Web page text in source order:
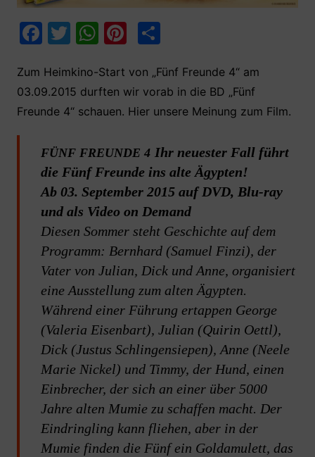
F
c
e
b
o
o
k
T
itt
er
W
at
s
A
p
p
Pi
er
e
st
le
n
Zum Heimkino-Start von „Fünf Freunde 4“ am
03.09.2015 durften wir vorab in die BD „Fünf
Freunde 4“ schauen. Hier unsere Meinung zum Film.
FÜNF FREUNDE 4 Ihr neuester Fall führt
die Fünf Freunde ins alte Ägypten!
Ab 03. September 2015 auf DVD, Blu-ray
und als Video on Demand
Diesen Sommer steht Geschichte auf dem
Programm: Bernhard (Samuel Finzi), der
Vater von Julian, Dick und Anne, organisiert
eine Ausstellung zum alten Ägypten.
Während einer Führung ertappen George
(Valeria Eisenbart), Julian (Quirin Oettl),
Dick (Justus Schlingensiepen), Anne (Neele
Marie Nickel) und Timmy, der Hund, einen
Einbrecher, der sich an einer über 5000
Jahre alten Mumie zu schaffen macht. Der
Eindringling kann fliehen, aber in der
Mumie finden die Fünf ein Goldamulett, das